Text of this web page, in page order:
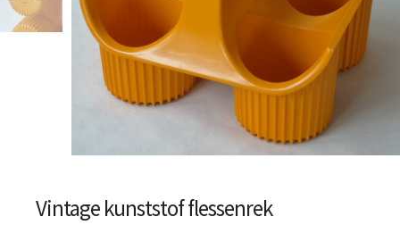
Vintage kunststof flessenrek